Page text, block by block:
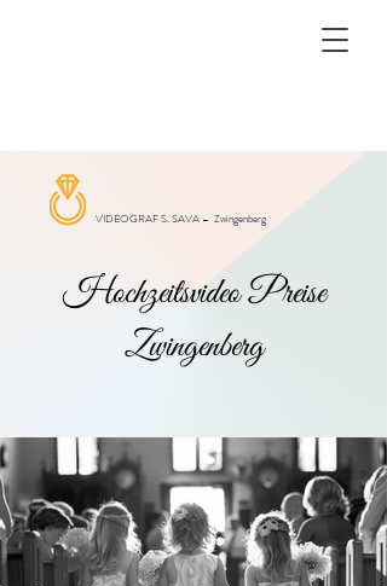
VIDEOGRAF S. SAVA – Zwingenberg
Hochzeitsvideo Preise
Zwingenberg